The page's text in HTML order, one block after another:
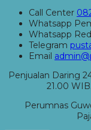
Call Center
Whatsapp
Whatsapp
Telegram
Email
Penjualan Daring
21.00
Perumnas